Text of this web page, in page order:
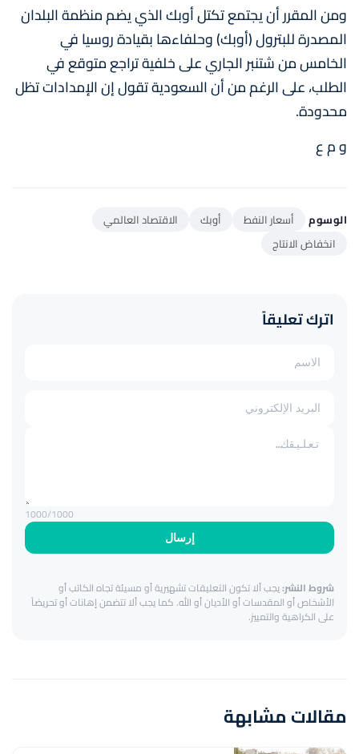
ومن المقرر أن يجتمع تكتل أوبك الذي يضم منظمة البلدان
المصدرة للبترول (أوبك) وحلفاءها بقيادة روسيا في
الخامس من شتنبر الجاري على خلفية تراجع متوقع في
الطلب، على الرغم من أن السعودية تقول إن الإمدادات تظل
محدودة.
و م ع
الوسوم أسعار النفط أوبك
الاقتصاد العالمي
انخفاض الانتاج
اترك تعليقاً
إرسال
1000/1000
شروط النشر:يجب ألا تكون التعليقات تشهيرية أو مسيئة تجاه الكاتب أو
الأشخاص أو المقدسات أو الأديان أو الله. كما يجب ألا تتضمن إهانات أو تحريضاً
على الكراهية والتمييز.
مقالات مشابهة